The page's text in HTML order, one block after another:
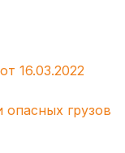
16.03.2022
опасных грузов